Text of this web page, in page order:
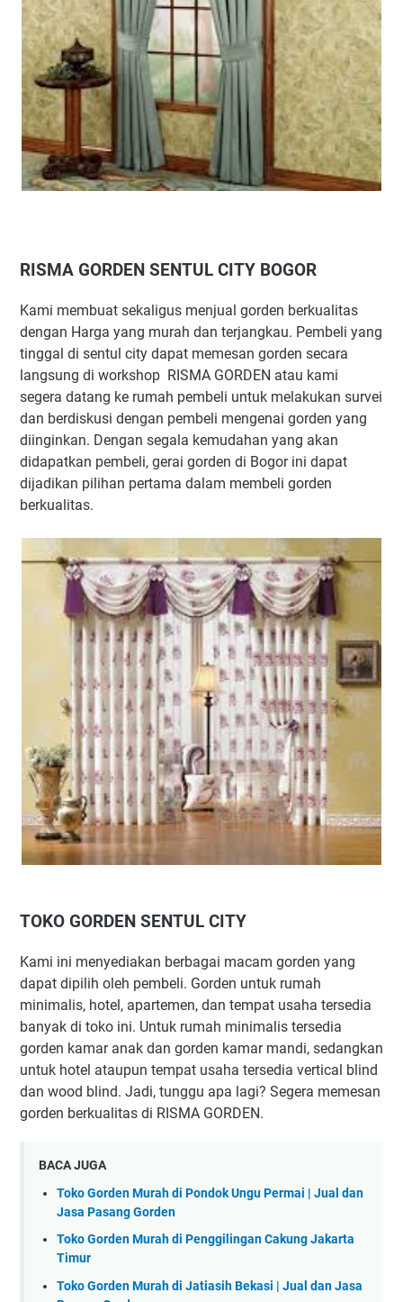
RISMA GORDEN SENTUL CITY BOGOR
Kami membuat sekaligus menjual gorden berkualitas
dengan Harga yang murah dan terjangkau. Pembeli yang
tinggal di sentul city dapat memesan gorden secara
langsung di workshop RISMA GORDEN atau kami
segera datang ke rumah pembeli untuk melakukan survei
dan berdiskusi dengan pembeli mengenai gorden yang
diinginkan. Dengan segala kemudahan yang akan
didapatkan pembeli, gerai gorden di Bogor ini dapat
dijadikan pilihan pertama dalam membeli gorden
berkualitas.
TOKO GORDEN SENTUL CITY
Kami ini menyediakan berbagai macam gorden yang
dapat dipilih oleh pembeli. Gorden untuk rumah
minimalis, hotel, apartemen, dan tempat usaha tersedia
banyak di toko ini. Untuk rumah minimalis tersedia
gorden kamar anak dan gorden kamar mandi, sedangkan
untuk hotel ataupun tempat usaha tersedia vertical blind
dan wood blind. Jadi, tunggu apa lagi? Segera memesan
gorden berkualitas di RISMA GORDEN.
BACA JUGA
Toko Gorden Murah di Pondok Ungu Permai | Jual dan
Jasa Pasang Gorden
Toko Gorden Murah di Penggilingan Cakung Jakarta
Timur
Toko Gorden Murah di Jatiasih Bekasi | Jual dan Jasa